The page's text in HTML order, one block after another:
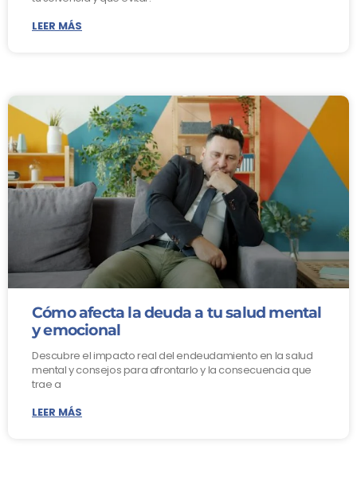
LEER MÁS
Cómo afecta la deuda a tu salud mental
y emocional
Descubre el impacto real del endeudamiento en la salud
mental y consejos para afrontarlo y la consecuencia que
trae a
LEER MÁS